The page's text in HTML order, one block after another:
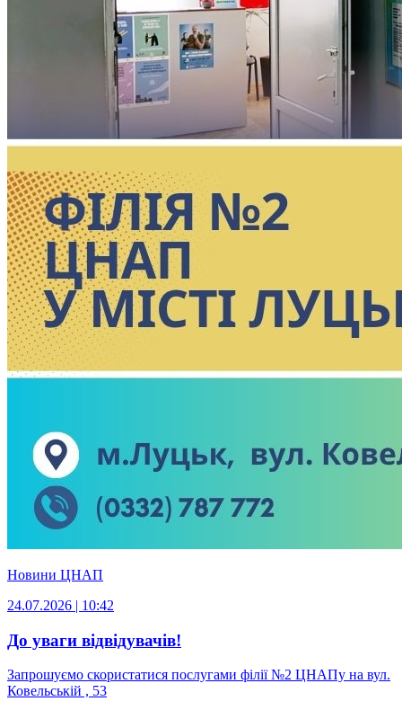
Новини ЦНАП
24.07.2026 | 10:42
До уваги відвідувачів!
Запрошуємо скористатися послугами філії №2 ЦНАПу на вул.
Ковельській , 53